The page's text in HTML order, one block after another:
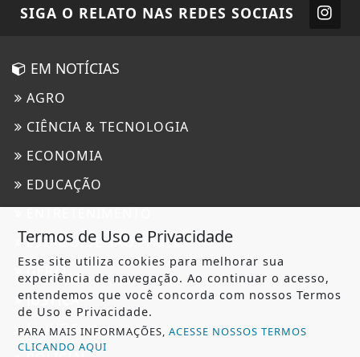
SIGA O RELATO NAS REDES SOCIAIS
EM NOTÍCIAS
AGRO
CIÊNCIA & TECNOLOGIA
ECONOMIA
EDUCAÇÃO
ESTADO DE SÃO PAULO
GERAL
JUSTIÇA
MUNDO
Termos de Uso e Privacidade
Esse site utiliza cookies para melhorar sua
experiência de navegação. Ao continuar o acesso,
entendemos que você concorda com nossos Termos
de Uso e Privacidade.
PARA MAIS INFORMAÇÕES,ACESSE NOSSOS TERMOS
CLICANDO AQUI